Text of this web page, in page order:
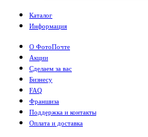
Каталог
Информация
О ФотоПочте
Акции
Сделаем за вас
Бизнесу
FAQ
Франшиза
Поддержка и контакты
Оплата и доставка